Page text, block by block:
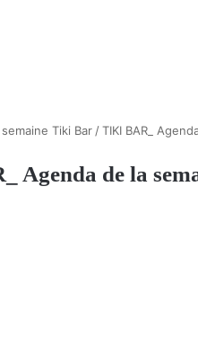
Tiki Bar / TIKI BAR_
Agenda de la